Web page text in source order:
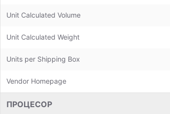
Unit Calculated Volume
Unit Calculated Weight
Units per Shipping Box
Vendor Homepage
ПРОЦЕСОР